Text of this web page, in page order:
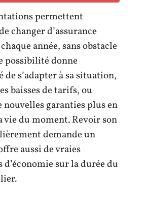
permettent
changer d’assurance
année, sans obstacle
possibilité donne
s’adapter à sa situation,
baisses de tarifs, ou
nouvelles garanties plus en
vie du moment. Revoir son
demande un
aussi de vraies
sur la durée du